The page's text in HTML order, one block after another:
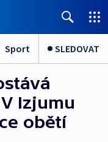
Sport SLEDOVAT
Izjumu
obětí